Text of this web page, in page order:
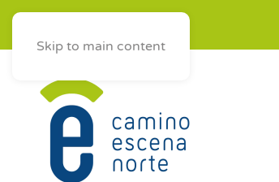
Skip to main content